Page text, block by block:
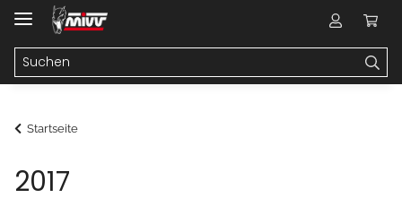
Startseite
2017